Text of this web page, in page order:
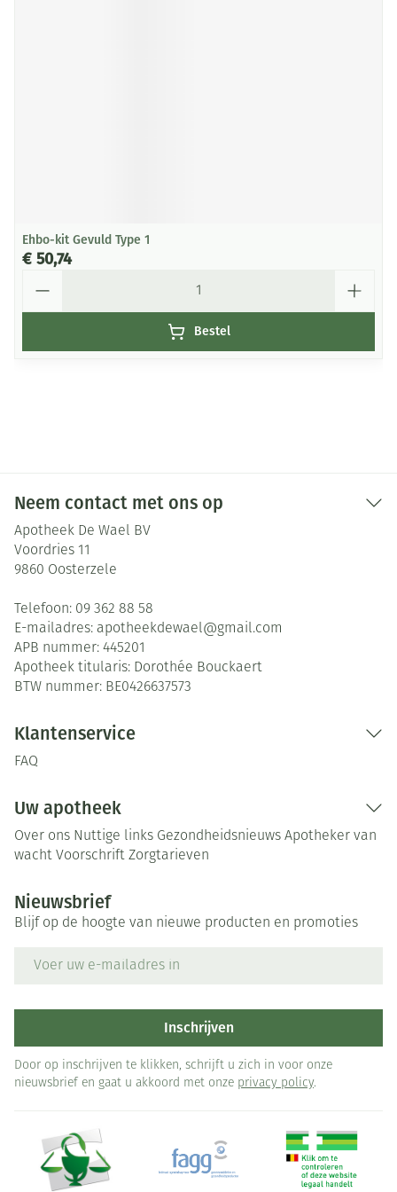
Ehbo-kit Gevuld Type 1
€ 50,74
Bestel
Neem contact met ons op
Apotheek De Wael BV
Voordries 11
9860 Oosterzele
Telefoon: 09 362 88 58
E-mailadres: apotheekdewael@gmail.com
APB nummer: 445201
Apotheek titularis: Dorothée Bouckaert
BTW nummer: BE0426637573
Klantenservice
FAQ
Uw apotheek
Over ons Nuttige links Gezondheidsnieuws Apotheker van
wacht Voorschrift Zorgtarieven
Nieuwsbrief
Blijf op de hoogte van nieuwe producten en promoties
Inschrijven
Door op inschrijven te klikken, schrijft u zich in voor onze
nieuwsbrief en gaat u akkoord met onze privacy policy.